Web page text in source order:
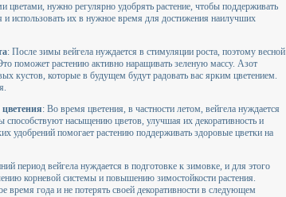
нужно регулярно удобрять растение, чтобы поддерживать
и использовать их в нужное время для достижения наилучших
: После зимы вейгела нуждается в стимуляции роста, поэтому весной
поможет растению активно наращивать зеленую массу. Азот
кустов, которые в будущем будут радовать вас ярким цветением.
: Во время цветения, в частности летом, вейгела нуждается
насыщению цветов, улучшая их декоративность и
удобрений помогает растению поддерживать здоровые цветки на
период вейгела нуждается в подготовке к зимовке, и для этого
корневой системы и повышению зимостойкости растения.
время года и не потерять своей декоративности в следующем